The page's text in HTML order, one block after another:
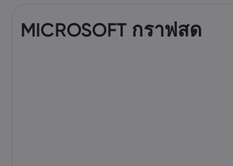
MICROSOFT กราฟสด